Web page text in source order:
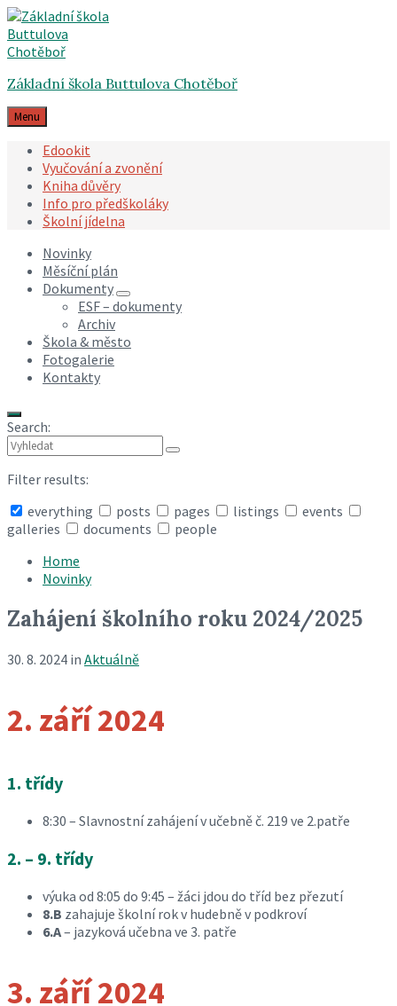
Skip
to
content
Skip
to
main
Skip
to
footer
Základní škola Buttulova Chotěboř
Menu
Edookit
Vyučování a zvonění
Kniha důvěry
Info pro předškoláky
Školní jídelna
Novinky
Měsíční plán
Dokumenty
ESF – dokumenty
Archiv
Škola & město
Fotogalerie
Kontakty
Search:
Filter results:
everything
posts pages listings
events
galleries
documents people
search
Home
Novinky
Zahájení školního roku 2024/2025
30. 8. 2024 in Aktuálně
2. září 2024
1. třídy
8:30 – Slavnostní zahájení v učebně č. 219 ve 2.patře
2. – 9. třídy
výuka od 8:05 do 9:45 – žáci jdou do tříd bez přezutí
8.B zahajuje školní rok v hudebně v podkroví
6.A– jazyková učebna ve 3. patře
3. září 2024